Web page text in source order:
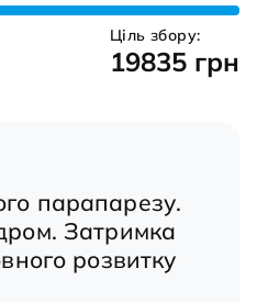
Ціль збору:
19835 грн
парапарезу.
Затримка
розвитку